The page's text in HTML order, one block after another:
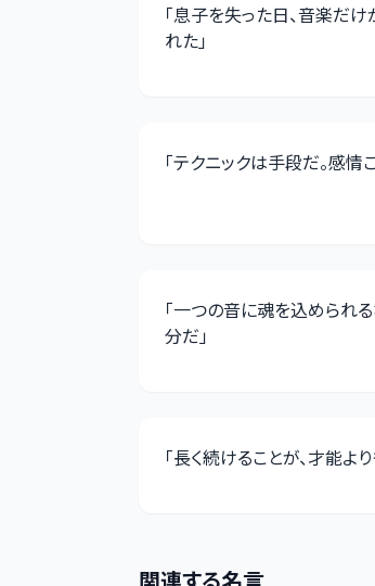
「息子を失った日、音楽だけ
れた」
「テクニックは手段だ。感情
「一つの音に魂を込められる
分だ」
「長く続けることが、才能よ